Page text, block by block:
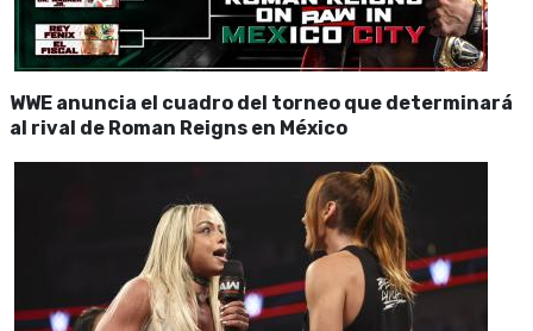
WWE anuncia el cuadro del torneo que determinará
al rival de Roman Reigns en México